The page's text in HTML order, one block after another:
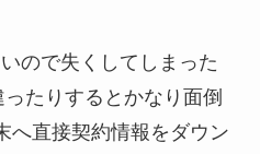
ので失くしてしまった
たりするとかなり面倒
へ直接契約情報をダウン